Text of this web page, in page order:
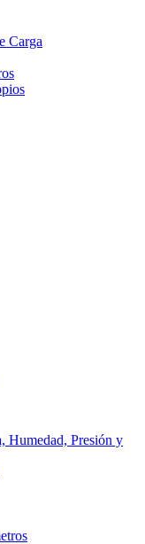
Carga
Humedad, Presión y